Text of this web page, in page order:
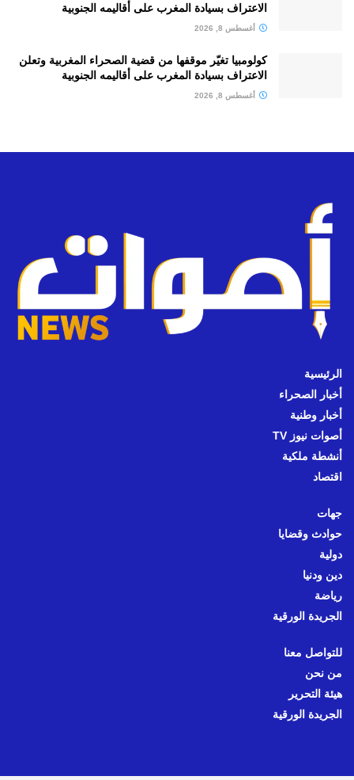
الاعتراف بسيادة المغرب على أقاليمه الجنوبية
أغسطس 8, 2026
كولومبيا تغيّر موقفها من قضية الصحراء المغربية وتعلن
الاعتراف بسيادة المغرب على أقاليمه الجنوبية
أغسطس 8, 2026
الرئيسية
أخبار الصحراء
أخبار وطنية
أصوات نيوز TV
أنشطة ملكية
اقتصاد
جهات
حوادث وقضايا
دولية
دين ودنيا
رياضة
الجريدة الورقية
للتواصل معنا
من نحن
هيئة التحرير
الجريدة الورقية